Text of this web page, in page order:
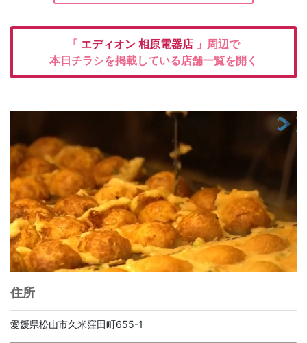
「 エディオン 相原電器店 」周辺で
本日チラシを掲載している店舗一覧を開く
住所
愛媛県松山市久米窪田町655-1